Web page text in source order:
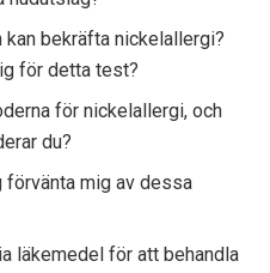
bekräfta nickelallergi?
för detta test?
för nickelallergi, och
du?
förvänta mig av dessa
läkemedel för att behandla